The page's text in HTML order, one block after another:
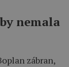
nemala
zábran,